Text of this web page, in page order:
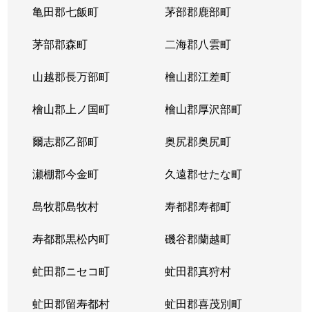
亀田郡七飯町 茅部郡鹿部町
茅部郡森町 二海郡八雲町
山越郡長万部町 檜山郡江差町
檜山郡上ノ国町 檜山郡厚沢部町
爾志郡乙部町 奥尻郡奥尻町
瀬棚郡今金町 久遠郡せたな町
島牧郡島牧村 寿都郡寿都町
寿都郡黒松内町 磯谷郡蘭越町
虻田郡ニセコ町 虻田郡真狩村
虻田郡留寿都村 虻田郡喜茂別町